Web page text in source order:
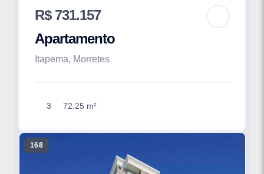
R$ 731.157
Apartamento
Itapema, Morretes
3 72.25 m²
168